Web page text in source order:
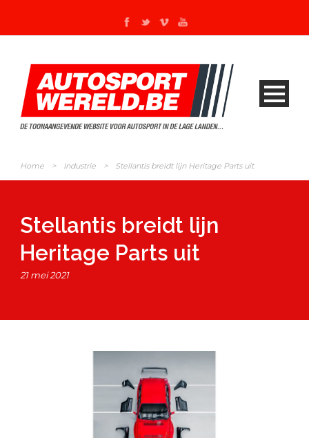
Home > Industrie > Stellantis breidt lijn Heritage Parts uit
Stellantis breidt lijn
Heritage Parts uit
21 mei 2021